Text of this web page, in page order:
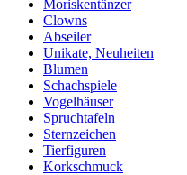
Moriskentänzer
Clowns
Abseiler
Unikate, Neuheiten
Blumen
Schachspiele
Vogelhäuser
Spruchtafeln
Sternzeichen
Tierfiguren
Korkschmuck